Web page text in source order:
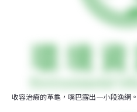
收容治療的革龜，嘴巴露出一小段漁網。